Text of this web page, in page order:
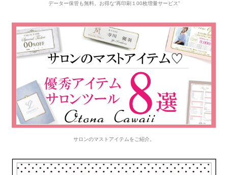
データー保管も無料。お得な“再印刷１00枚増量サービス”
サロンのマストアイテムをご紹介。